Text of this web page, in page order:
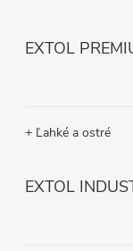
+ Ľahké a ostré